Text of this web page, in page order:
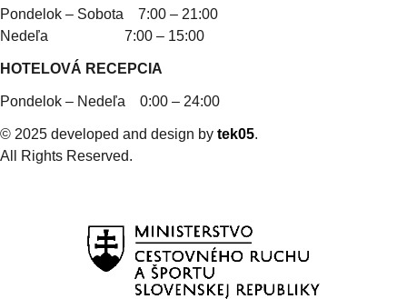
Pondelok – Sobota 7:00 – 21:00
Nedeľa 7:00 – 15:00
HOTELOVÁ RECEPCIA
Pondelok – Nedeľa 0:00 – 24:00
© 2025 developed and design by tek05.
All Rights Reserved.